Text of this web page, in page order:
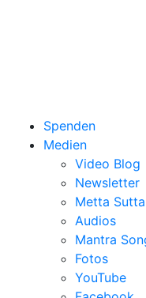
Spenden
Medien
Video Blog
Newsletter
Metta Sutta
Audios
Mantra
Fotos
YouTube